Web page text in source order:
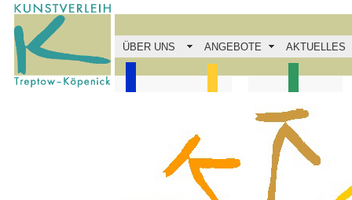
ÜBER UNS ANGEBOTE AKTUELLES